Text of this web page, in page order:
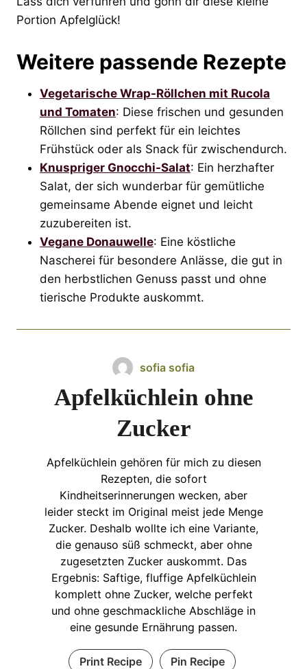
Portion Apfelglück!
Weitere passende Rezepte
Vegetarische Wrap-Röllchen mit Rucola
und Tomaten: Diese frischen und gesunden
Röllchen sind perfekt für ein leichtes
Frühstück oder als Snack für zwischendurch.
Knuspriger Gnocchi-Salat: Ein herzhafter
Salat, der sich wunderbar für gemütliche
gemeinsame Abende eignet und leicht
zuzubereiten ist.
Vegane Donauwelle: Eine köstliche
Nascherei für besondere Anlässe, die gut in
den herbstlichen Genuss passt und ohne
tierische Produkte auskommt.
sofia sofia
Apfelküchlein ohne
Zucker
Apfelküchlein gehören für mich zu diesen
Rezepten, die sofort
Kindheitserinnerungen wecken, aber
leider steckt im Original meist jede Menge
Zucker. Deshalb wollte ich eine Variante,
die genauso süß schmeckt, aber ohne
zugesetzten Zucker auskommt. Das
Ergebnis: Saftige, fluffige Apfelküchlein
komplett ohne Zucker, welche perfekt
und ohne geschmackliche Abschläge in
eine gesunde Ernährung passen.
Print Recipe Pin Recipe